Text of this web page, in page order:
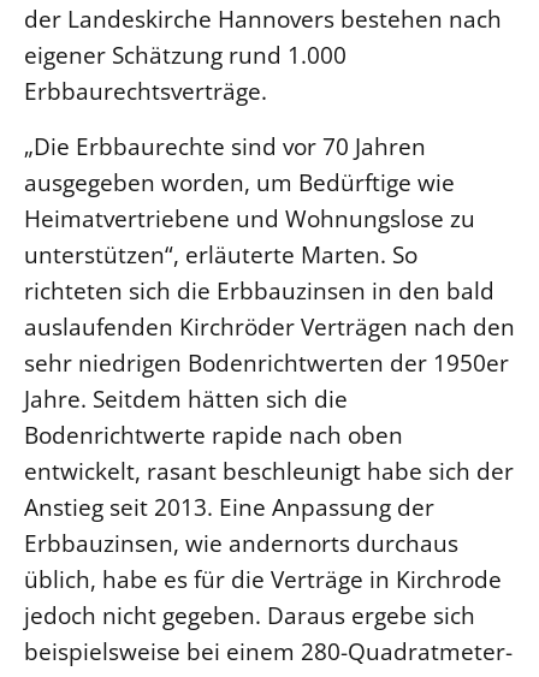
der Landeskirche Hannovers bestehen nach
eigener Schätzung rund 1.000
Erbbaurechtsverträge.
„Die Erbbaurechte sind vor 70 Jahren
ausgegeben worden, um Bedürftige wie
Heimatvertriebene und Wohnungslose zu
unterstützen“, erläuterte Marten. So
richteten sich die Erbbauzinsen in den bald
auslaufenden Kirchröder Verträgen nach den
sehr niedrigen Bodenrichtwerten der 1950er
Jahre. Seitdem hätten sich die
Bodenrichtwerte rapide nach oben
entwickelt, rasant beschleunigt habe sich der
Anstieg seit 2013. Eine Anpassung der
Erbbauzinsen, wie andernorts durchaus
üblich, habe es für die Verträge in Kirchrode
jedoch nicht gegeben. Daraus ergebe sich
beispielsweise bei einem 280-Quadratmeter-
Kirchliche Verwaltung
Klimaschutzgesetz
Kunstreferat
NKVK
Öffentlichkeitsarbeit
Personalausschuss
Projektmanagement
Recht
Terminstundenplaner